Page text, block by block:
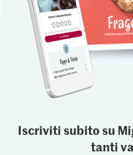
Iscriviti subito su
tanti